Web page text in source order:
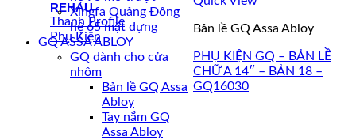
REHAU
Thanh Profile
Phụ Kiện
Xingfa Quảng Đông
hệ 65 mặt dựng
GQ ASSA ABLOY
GQ dành cho cửa
nhôm
Bản lề GQ Assa
Abloy
Tay nắm GQ
Assa Abloy
Bản lề GQ Assa Abloy
PHỤ KIỆN GQ – BẢN LỀ
CHỮ A 14″ – BẢN 18 –
GQ16030